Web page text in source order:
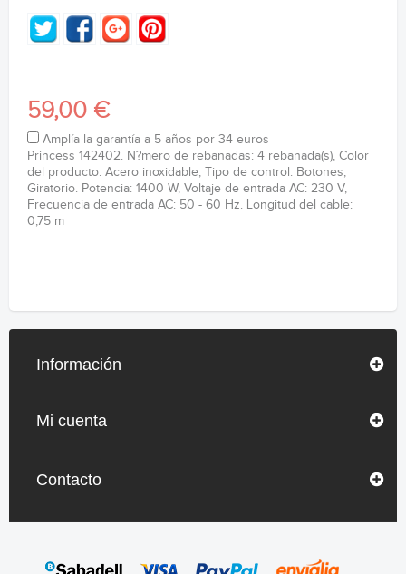
59,00 €
Amplía la garantía a 5 años por 34 euros
Princess 142402. N?mero de rebanadas: 4 rebanada(s), Color
del producto: Acero inoxidable, Tipo de control: Botones,
Giratorio. Potencia: 1400 W, Voltaje de entrada AC: 230 V,
Frecuencia de entrada AC: 50 - 60 Hz. Longitud del cable:
0,75 m
Información
Mi cuenta
Contacto